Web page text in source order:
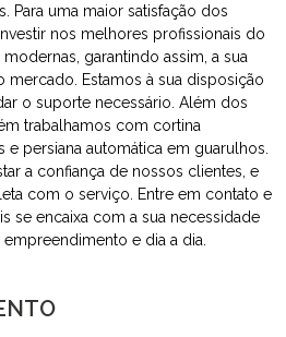
Para uma maior satisfação dos
nos melhores profissionais do
garantindo assim, a sua
mercado. Estamos à sua disposição
o suporte necessário. Além dos
trabalhamos com cortina
persiana automática em guarulhos.
a confiança de nossos clientes, e
com o serviço. Entre em contato e
se encaixa com a sua necessidade
e dia a dia.